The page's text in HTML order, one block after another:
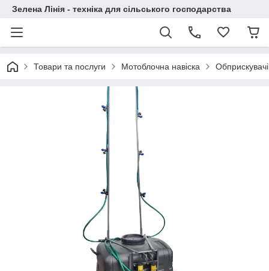
Зелена Лінія - техніка для сільського господарства
Товари та послуги Мотоблочна навіска Обприскувачі